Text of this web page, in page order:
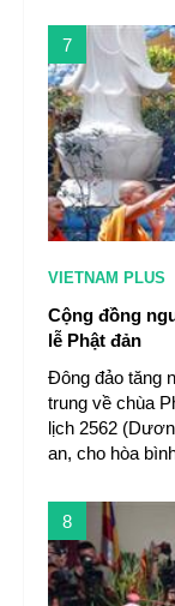
7
VIETNAM PLUS
Cộng đồng
lễ Phật đản
Đông đảo tăng
trung về chùa
lịch 2562
an, cho hòa
8